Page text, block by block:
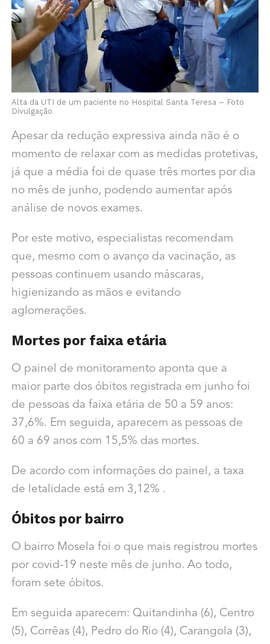
Alta da UTI de um paciente no Hospital Santa Teresa – Foto
Divulgação
Apesar da redução expressiva ainda não é o
momento de relaxar com as medidas protetivas,
já que a média foi de quase três mortes por dia
no mês de junho, podendo aumentar após
análise de novos exames.
Por este motivo, especialistas recomendam
que, mesmo com o avanço da vacinação, as
pessoas continuem usando máscaras,
higienizando as mãos e evitando
aglomerações.
Mortes por faixa etária
O painel de monitoramento aponta que a
maior parte dos óbitos registrada em junho foi
de pessoas da faixa etária de 50 a 59 anos:
37,6%. Em seguida, aparecem as pessoas de
60 a 69 anos com 15,5% das mortes.
De acordo com informações do painel, a taxa
de letalidade está em 3,12% .
Óbitos por bairro
O bairro Mosela foi o que mais registrou mortes
por covid-19 neste mês de junho. Ao todo,
foram sete óbitos.
Em seguida aparecem: Quitandinha (6), Centro
(5), Corrêas (4), Pedro do Rio (4), Carangola (3),